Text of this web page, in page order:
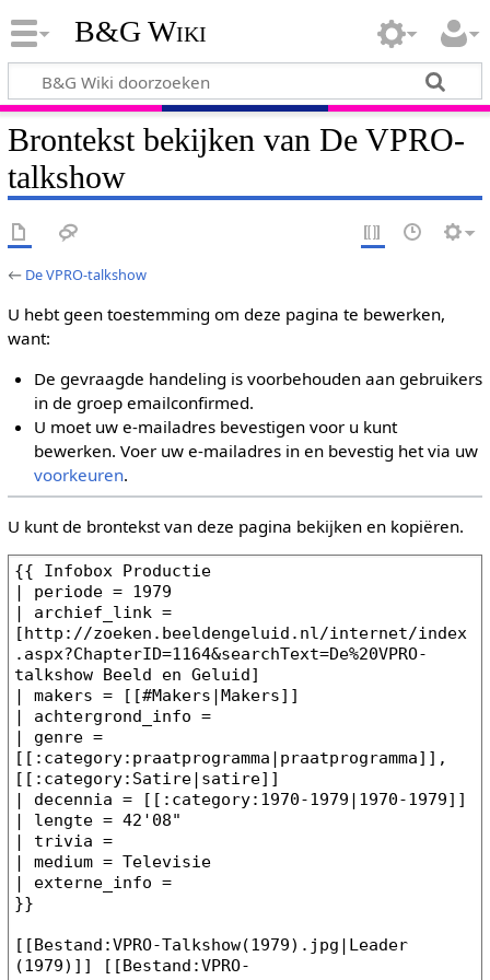
B&G Wiki
Brontekst bekijken van De VPRO-
talkshow
← De VPRO-talkshow
U hebt geen toestemming om deze pagina te bewerken,
want:
De gevraagde handeling is voorbehouden aan gebruikers
in de groep emailconfirmed.
U moet uw e-mailadres bevestigen voor u kunt
bewerken. Voer uw e-mailadres in en bevestig het via uw
voorkeuren.
U kunt de brontekst van deze pagina bekijken en kopiëren.